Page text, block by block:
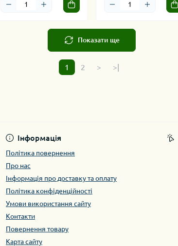
Показати ще
1 2 > >|
Інформація
Політика повернення
Про нас
Інформація про доставку та оплату
Політика конфіденційності
Умови використання сайту
Контакти
Повернення товару
Карта сайту